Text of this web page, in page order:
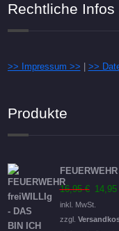
Rechtliche Infos
>> Impressum >> >>
Produkte
16,95€
Preis
war:
14,95
inkl. MwSt.
zzgl.